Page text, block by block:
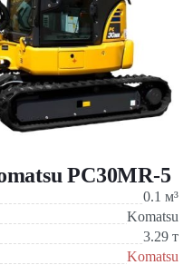
PC30MR-5
0.1 м³
Komatsu
3.29 т
Komatsu